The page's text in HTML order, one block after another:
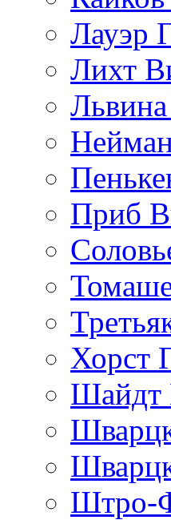
Лауэр
Лихт
Приб
Хорст
Штро-